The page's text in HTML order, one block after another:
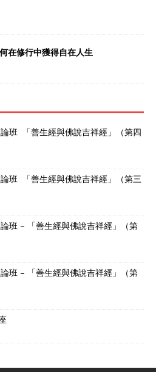
在修行中獲得自在人生
班 「善生經與佛說吉祥經」（第四
班 「善生經與佛說吉祥經」（第三
班 – 「善生經與佛說吉祥經」（第
班 – 「善生經與佛說吉祥經」（第